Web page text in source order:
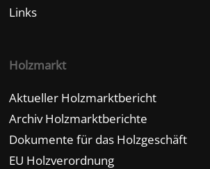
Links
Holzmarkt
Aktueller Holzmarktbericht
Archiv Holzmarktberichte
Dokumente für das Holzgeschäft
EU Holzverordnung